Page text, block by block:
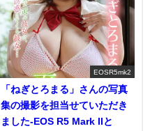
EOSR5mk2
「ねぎとろまる」さんの写真
集の撮影を担当せていただき
ました-EOS R5 Mark IIと